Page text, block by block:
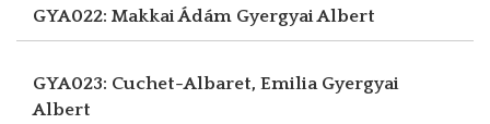
GYA022: Makkai Ádám Gyergyai Albert
GYA023: Cuchet-Albaret, Emilia Gyergyai
Albert